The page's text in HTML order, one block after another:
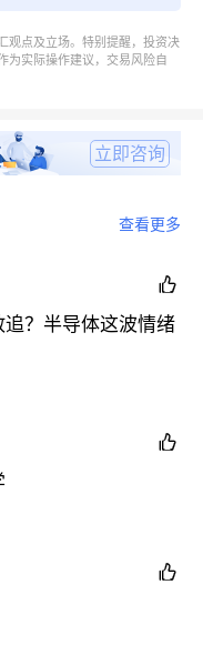
集团跌超5%，胜宏
板跌超2%。
，由于排雷周期长
或将持续数月低于战
木兹海峡的运力短
观点及立场。特别提醒，投资决
为实际操作建议，交易风险自
立即咨询
查看更多

？半导体这波情绪

